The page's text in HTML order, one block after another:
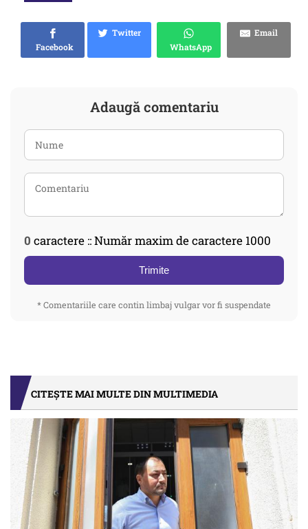
Facebook
Twitter
WhatsApp
Email
Adaugă comentariu
0 caractere :: Număr maxim de caractere 1000
Trimite
* Comentariile care contin limbaj vulgar vor fi suspendate
CITEȘTE MAI MULTE DIN MULTIMEDIA